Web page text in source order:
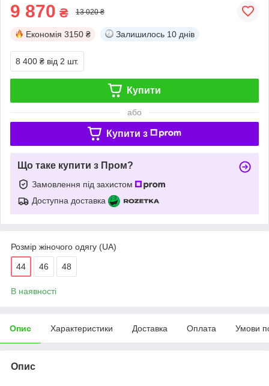
9 870 ₴ 13 020 ₴
Економія 3150 ₴ Залишилось 10 днів
8 400 ₴ від 2 шт.
Купити
або
Купити з
Що таке купити з Пром?
Замовлення під захистом
Доступна доставка
Розмір жіночого одягу (UA)
44 46 48
В наявності
Опис Характеристики Доставка Оплата Умови
Опис